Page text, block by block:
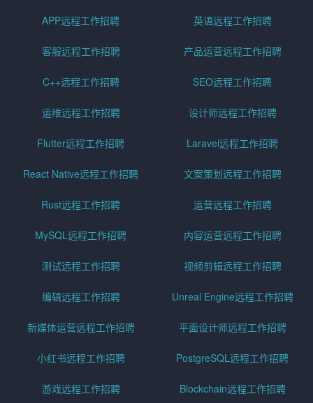
APP远程工作招聘 英语远程工作招聘
客服远程工作招聘 产品运营远程工作招聘
C++远程工作招聘 SEO远程工作招聘
运维远程工作招聘 设计师远程工作招聘
Flutter远程工作招聘 Laravel远程工作招聘
React Native远程工作招聘 文案策划远程工作招聘
Rust远程工作招聘 运营远程工作招聘
MySQL远程工作招聘 内容运营远程工作招聘
测试远程工作招聘 视频剪辑远程工作招聘
编辑远程工作招聘 Unreal Engine远程工作招聘
新媒体运营远程工作招聘 平面设计师远程工作招聘
小红书远程工作招聘 PostgreSQL远程工作招聘
游戏远程工作招聘 Blockchain远程工作招聘